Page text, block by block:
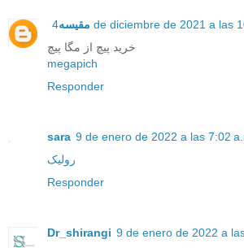
مقیسه 4 de diciembre de 2021 a las
خرید پیچ از مگا پیچ
megapich
Responder
sara 9 de enero de 2022 a las 7:02
رولیک
Responder
Dr_shirangi 9 de enero de 2022 a